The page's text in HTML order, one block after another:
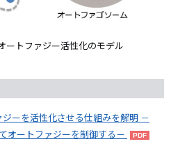
ートファジー活性化のモデル
ーを活性化させる仕組みを解明 －
オートファジーを制御する－